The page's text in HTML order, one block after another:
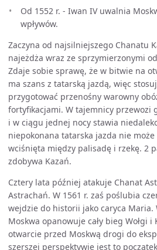
Od 1552 r. - Iwan IV uwalnia
wpływów.
Zaczyna od najsilniejszego Chanatu
najeżdża wraz ze sprzymierzonymi
Zdaje sobie sprawę, że w bitwie na
ma szans z tatarską jazdą, więc
przygotować przenośny warowny
fortyfikacjami. W tajemnicy przewozi
i w ciągu jednej nocy stawia
niepokonana tatarska jazda nie może
wciśnięta między palisadę i rzekę. 2
zdobywa Kazań.
Cztery lata później atakuje Chanat
Astrachań. W 1561 r. zaś poślubia
wejdzie do historii jako caryca Maria.
Moskwa opanowuje cały bieg Wołgi i
otwarcie przed Moskwą drogi do
szerszej perspektywie jest to